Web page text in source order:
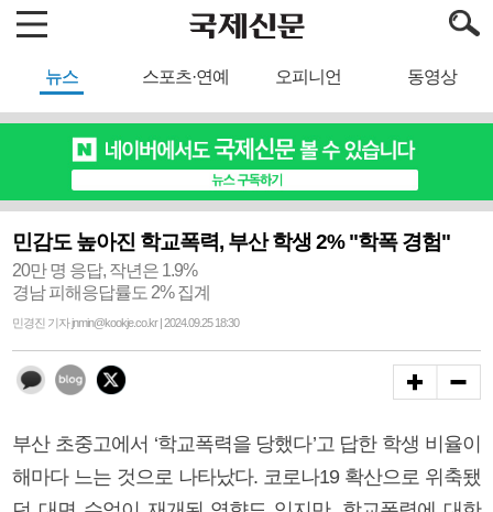
뉴스 스포츠·연예 오피니언 동영상
민감도 높아진 학교폭력, 부산 학생 2% "학폭 경험"
20만 명 응답, 작년은 1.9%
경남 피해응답률도 2% 집계
민경진 기자 jnmin@kookje.co.kr | 2024.09.25 18:30
부산 초중고에서 ‘학교폭력을 당했다’고 답한 학생 비율이
해마다 느는 것으로 나타났다. 코로나19 확산으로 위축됐